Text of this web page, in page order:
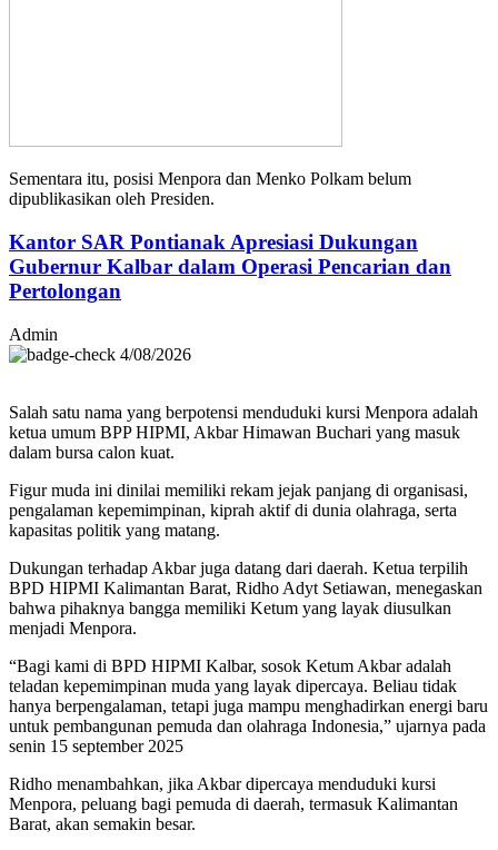
Sementara itu, posisi Menpora dan Menko Polkam belum
dipublikasikan oleh Presiden.
Kantor SAR Pontianak Apresiasi Dukungan
Gubernur Kalbar dalam Operasi Pencarian dan
Pertolongan
Admin
4/08/2026
Salah satu nama yang berpotensi menduduki kursi Menpora adalah
ketua umum BPP HIPMI, Akbar Himawan Buchari yang masuk
dalam bursa calon kuat.
Figur muda ini dinilai memiliki rekam jejak panjang di organisasi,
pengalaman kepemimpinan, kiprah aktif di dunia olahraga, serta
kapasitas politik yang matang.
Dukungan terhadap Akbar juga datang dari daerah. Ketua terpilih
BPD HIPMI Kalimantan Barat, Ridho Adyt Setiawan, menegaskan
bahwa pihaknya bangga memiliki Ketum yang layak diusulkan
menjadi Menpora.
“Bagi kami di BPD HIPMI Kalbar, sosok Ketum Akbar adalah
teladan kepemimpinan muda yang layak dipercaya. Beliau tidak
hanya berpengalaman, tetapi juga mampu menghadirkan energi baru
untuk pembangunan pemuda dan olahraga Indonesia,” ujarnya pada
senin 15 september 2025
Ridho menambahkan, jika Akbar dipercaya menduduki kursi
Menpora, peluang bagi pemuda di daerah, termasuk Kalimantan
Barat, akan semakin besar.